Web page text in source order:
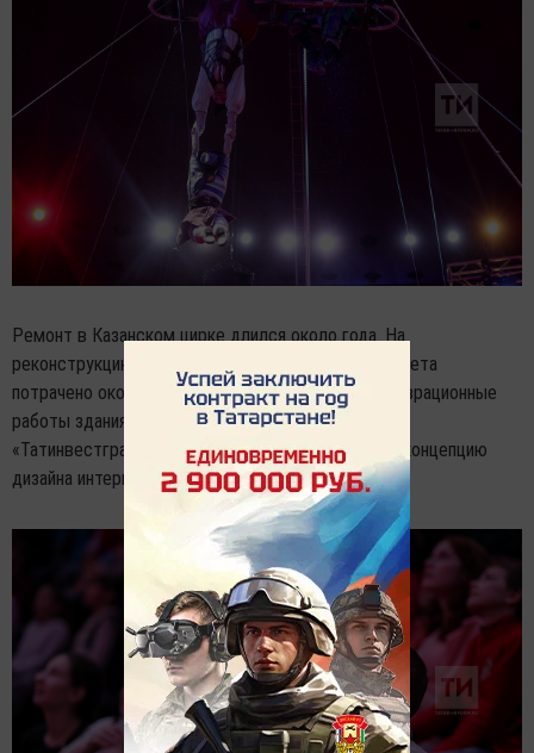
Ремонт в Казанском цирке длился около года. На
реконструкцию здания из республиканского бюджета
потрачено около 1 млрд рублей. Ремонтно-реставрационные
работы здания выполнили специалисты ГУП
«Татинвестгражданпроект». Они же разработали концепцию
дизайна интерьера.